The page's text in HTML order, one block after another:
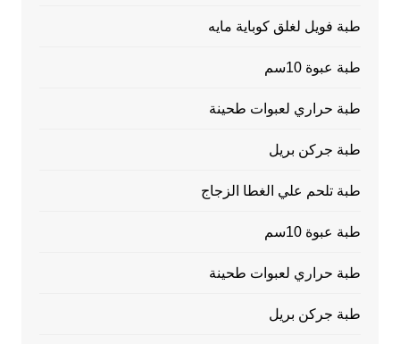
طبة فويل لغلق كوباية مايه
طبة عبوة 10سم
طبة حراري لعبوات طحينة
طبة جركن بريل
طبة تلحم علي الغطا الزجاج
طبة عبوة 10سم
طبة حراري لعبوات طحينة
طبة جركن بريل